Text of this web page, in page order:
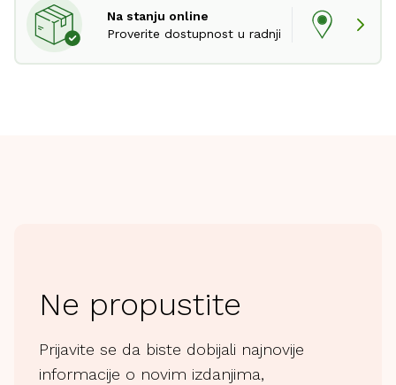
Na stanju online
Proverite dostupnost u radnji
Ne propustite
Prijavite se da biste dobijali najnovije
informacije o novim izdanjima,